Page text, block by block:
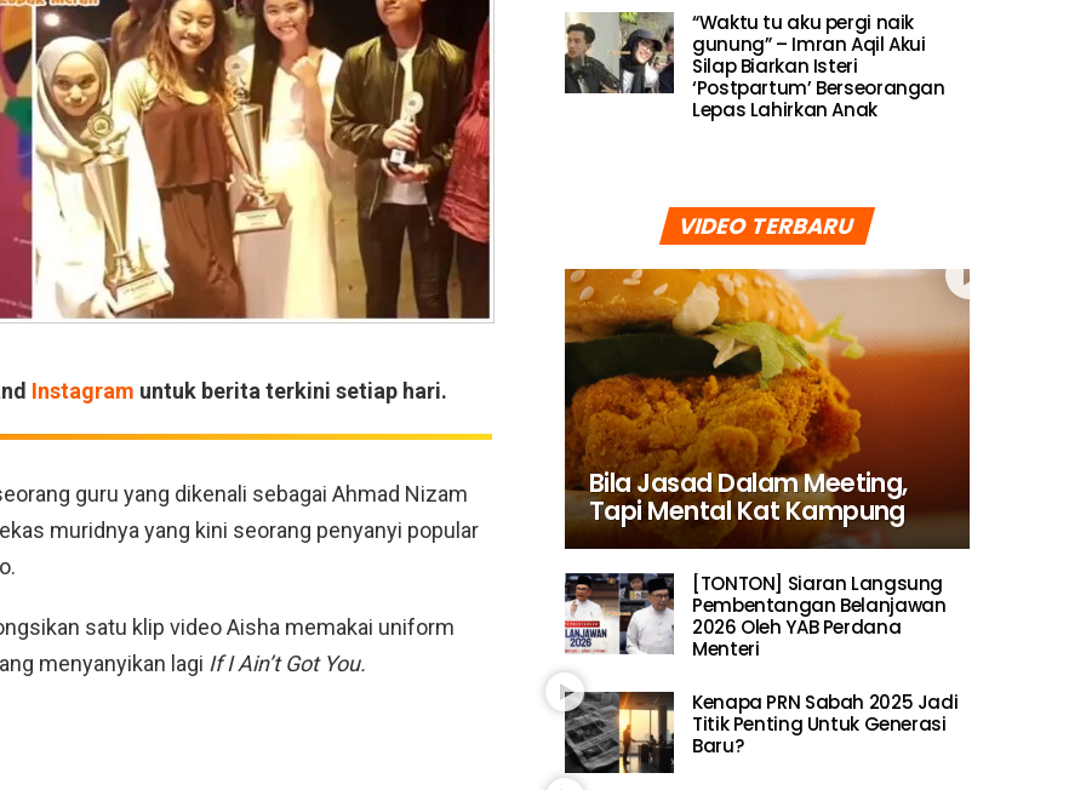
Instagram untuk berita terkini setiap hari.
guru yang dikenali sebagai Ahmad Nizam
muridnya yang kini seorang penyanyi popular
satu klip video Aisha memakai uniform
menyanyikan lagi If I Ain’t Got You.
“Waktu tu aku pergi naik
gunung” – Imran Aqil Akui
Silap Biarkan Isteri
‘Postpartum’ Berseorangan
Lepas Lahirkan Anak
VIDEO TERBARU
Bila Jasad Dalam Meeting,
Tapi Mental Kat Kampung
[TONTON] Siaran Langsung
Pembentangan Belanjawan
2026 Oleh YAB Perdana
Menteri
Kenapa PRN Sabah 2025 Jadi
Titik Penting Untuk Generasi
Baru?